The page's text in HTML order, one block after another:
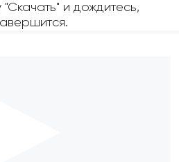
и дождитесь,